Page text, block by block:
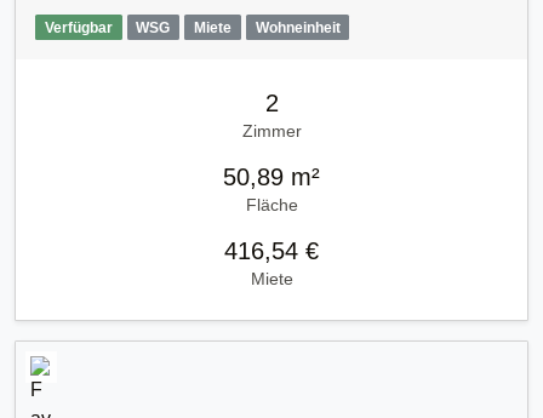
Verfügbar WSG Miete Wohneinheit
2
Zimmer
50,89 m²
Fläche
416,54 €
Miete